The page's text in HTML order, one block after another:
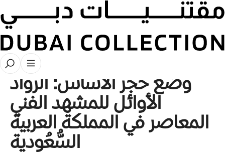
قصص
وضع حجر الأساس: الرواد
الأوائل للمشهد الفني
المعاصر في المملكة العربية
السُّعُودية